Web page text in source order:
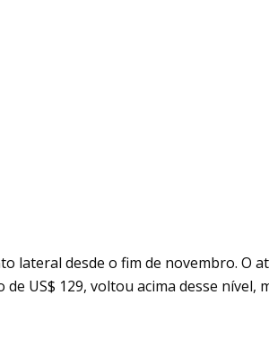
lateral desde o fim de novembro. O
US$ 129, voltou acima desse nível,